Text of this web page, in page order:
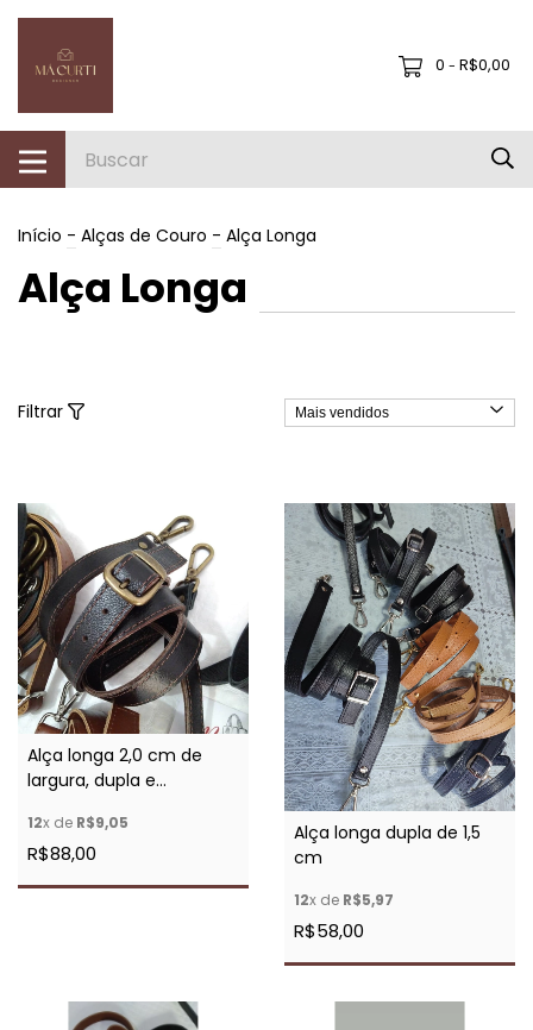
0 - R$0,00
Início - Alças de Couro - Alça Longa
Alça Longa
Filtrar
Alça longa 2,0 cm de
largura, dupla e
12x de R$9,05
R$88,00
Alça longa dupla de 1,5
cm
12x de R$5,97
R$58,00